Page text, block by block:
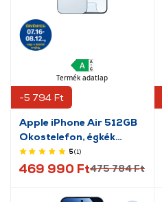
-5 794 Ft
Termék adatlap
Apple iPhone Air 512GB
Okostelefon, égkék
(MG2V4HX/A)
5(1)
469 990 Ft475 784 Ft